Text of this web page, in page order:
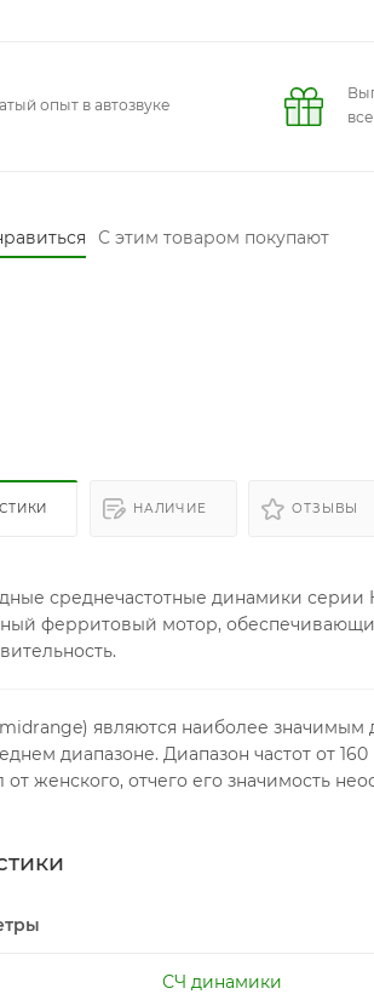
опыт в автозвуке
С этим товаром покупают
НАЛИЧИЕ ОТЗЫВЫ
среднечастотные динамики
ферритовый мотор,
являются наиболее значимым
диапазоне. Диапазон частот от
женского, отчего его значимость
СЧ динамики